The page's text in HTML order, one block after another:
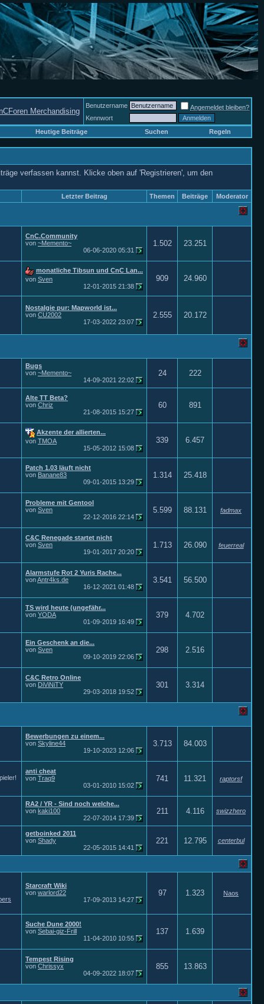
Merchandising
Benutzername
Angemeldet bleiben?
Kennwort
Heutige Beiträge Suchen Regeln
verfassen kannst. Klicke oben auf 'Registrieren', um den
Letzter Beitrag Themen Beiträge Moderator
CnC.Community
von ~Memento~
06-06-2020 05:31
1.502 23.251
monatliche Tibsun und CnC Lan...
von Sven
12-01-2015 21:38
909 24.960
Nostalgie pur: Mapworld ist...
von CU2002
17-03-2022 23:07
2.555 20.172
Bugs
von ~Memento~
14-09-2021 22:02
24 222
Alte TT Beta?
von Chriz
21-08-2015 15:27
60 891
Akzente der allierten...
von TMOA
15-05-2012 15:08
339 6.457
Patch 1.03 läuft nicht
von Banane83
09-01-2015 13:29
1.314 25.418
Probleme mit Gentool
von Sven
22-12-2016 22:14
5.599 88.131 fadmax
C&C Renegade startet nicht
von Sven
19-01-2017 20:20
1.713 26.090 feuerreal
Alarmstufe Rot 2 Yuris Rache...
vonAntr4ks.de
16-12-2021 01:48
3.541 56.500
TS wird heute (ungefähr...
von YODA
01-09-2019 16:49
379 4.702
Ein Geschenk an die...
von Sven
09-10-2019 22:06
298 2.516
C&C Retro Online
von DiViNiTY
29-03-2018 19:52
301 3.314
Bewerbungen zu einem...
von Skyline44
19-10-2023 12:06
3.713 84.003
anti cheat
von Traq9
03-01-2010 15:02
741 11.321 raptorsf
RA2 / YR - Sind noch welche...
von kaki100
22-07-2014 17:39
211 4.116 swizzhero
getboinked 2011
von Shady
22-05-2015 14:41
221 12.795 centerbul
Starcraft Wiki
von warlord22
17-09-2013 14:27
97 1.323 Naos
Suche Dune 2000!
von Sebai-giz-Frill
11-04-2010 10:55
137 1.639
Tempest Rising
von Chrissyx
04-09-2022 18:07
855 13.863